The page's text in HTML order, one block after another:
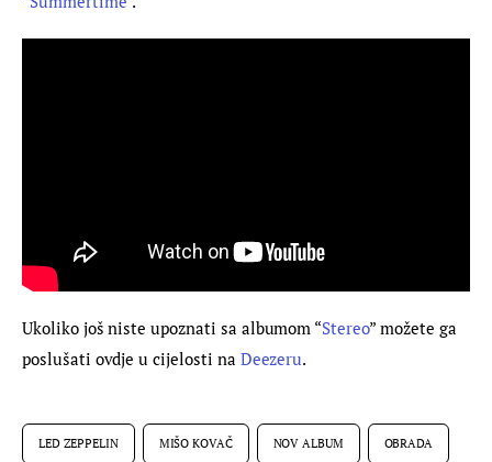
Ukoliko još niste upoznati sa albumom “Stereo” možete ga
poslušati ovdje u cijelosti na Deezeru.
LED ZEPPELIN MIŠO KOVAČ NOV ALBUM OBRADA